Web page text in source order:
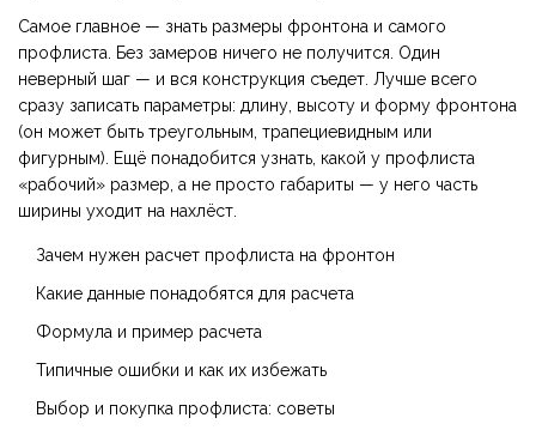
Самое главное — знать размеры фронтона и самого
профлиста. Без замеров ничего не получится. Один
неверный шаг — и вся конструкция съедет. Лучше всего
сразу записать параметры: длину, высоту и форму фронтона
(он может быть треугольным, трапециевидным или
фигурным). Ещё понадобится узнать, какой у профлиста
«рабочий» размер, а не просто габариты — у него часть
ширины уходит на нахлёст.
Зачем нужен расчет профлиста на фронтон
Какие данные понадобятся для расчета
Формула и пример расчета
Типичные ошибки и как их избежать
Выбор и покупка профлиста: советы